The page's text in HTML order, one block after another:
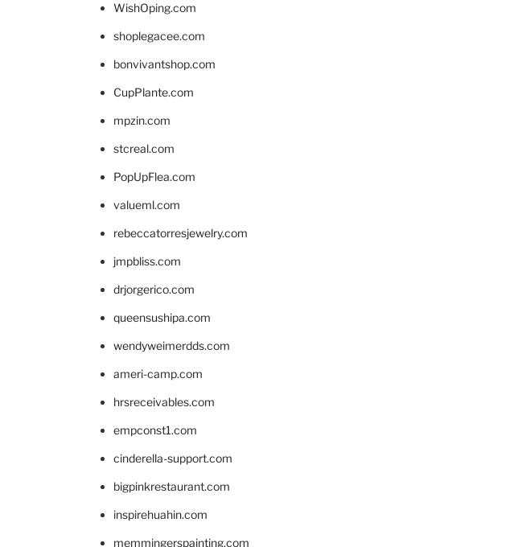
WishOping.com
shoplegacee.com
bonvivantshop.com
CupPlante.com
mpzin.com
stcreal.com
PopUpFlea.com
valueml.com
rebeccatorresjewelry.com
jmpbliss.com
drjorgerico.com
queensushipa.com
wendyweimerdds.com
ameri-camp.com
hrsreceivables.com
empconst1.com
cinderella-support.com
bigpinkrestaurant.com
inspirehuahin.com
memmingerspainting.com